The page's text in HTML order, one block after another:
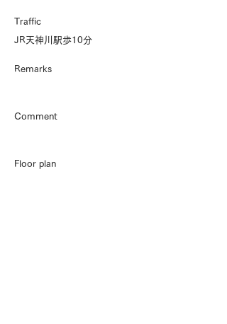
Traffic
JR天神川駅歩10分
Remarks
​Comment
Floor plan